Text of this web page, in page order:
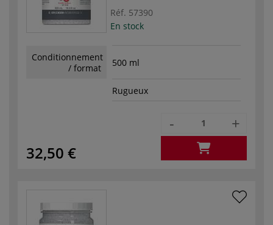
Réf. 57390
En stock
Conditionnement
/ format
500 ml
Rugueux
32,50 €
- +